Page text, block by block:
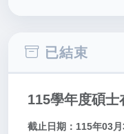
已結束
115學年度碩
截止日期：115年03月